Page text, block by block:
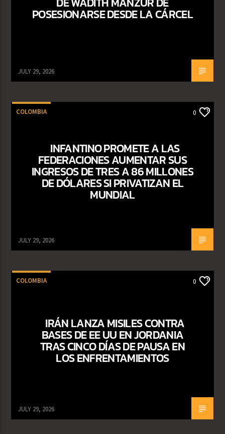
POSESIONARSE DESDE LA CÁRCEL
JULY 29, 2026
COLOMBIA 0
INFANTINO PROMETE A LAS
FEDERACIONES AUMENTAR SUS
INGRESOS DE TRES A 86 MILLONES
DE DÓLARES SI PRIVATIZAN EL
MUNDIAL
JULY 29, 2026
COLOMBIA 0
IRÁN LANZA MISILES CONTRA
BASES DE EE UU EN JORDANIA
TRAS CINCO DÍAS DE PAUSA EN
LOS ENFRENTAMIENTOS
JULY 29, 2026